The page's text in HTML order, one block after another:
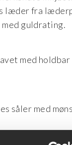
læder fra
guldrating.
med
såler med